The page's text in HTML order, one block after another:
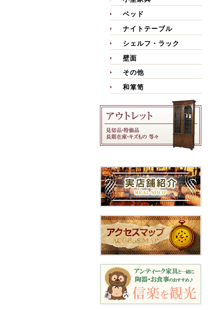
ベッド
ナイトテーブル
シェルフ・ラック
壁面
その他
和箪笥